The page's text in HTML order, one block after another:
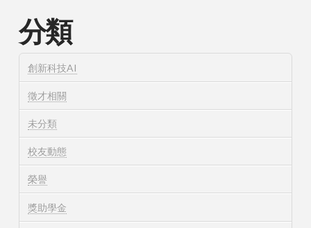
分類
創新科技AI
徵才相關
未分類
校友動態
榮譽
獎助學金